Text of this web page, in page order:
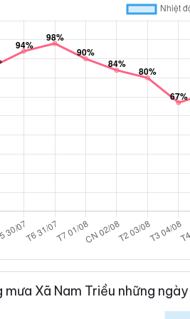
mưa Xã Nam Triều những